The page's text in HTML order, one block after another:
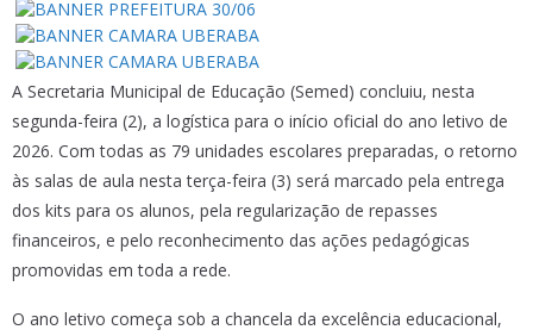
A Secretaria Municipal de Educação (Semed) concluiu, nesta
segunda-feira (2), a logística para o início oficial do ano letivo de
2026. Com todas as 79 unidades escolares preparadas, o retorno
às salas de aula nesta terça-feira (3) será marcado pela entrega
dos kits para os alunos, pela regularização de repasses
financeiros, e pelo reconhecimento das ações pedagógicas
promovidas em toda a rede.
O ano letivo começa sob a chancela da excelência educacional,